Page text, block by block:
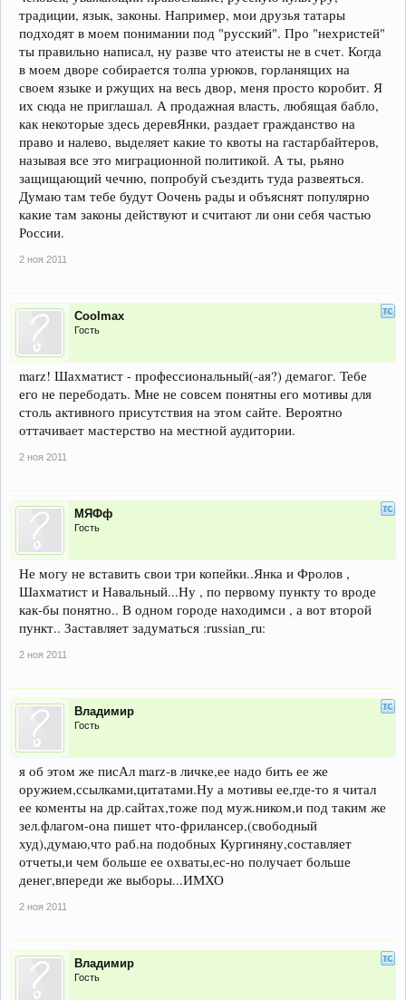
традиции, язык, законы. Например, мои друзья татары
подходят в моем понимании под "русский". Про "нехристей"
ты правильно написал, ну разве что атеисты не в счет. Когда
в моем дворе собирается толпа урюков, горланящих на
своем языке и ржущих на весь двор, меня просто коробит. Я
их сюда не приглашал. А продажная власть, любящая бабло,
как некоторые здесь деревЯнки, раздает гражданство на
право и налево, выделяет какие то квоты на гастарбайтеров,
называя все это миграционной политикой. А ты, рьяно
защищающий чечню, попробуй съездить туда развеяться.
Думаю там тебе будут Оочень рады и объяснят популярно
какие там законы действуют и считают ли они себя частью
России.
2 ноя 2011
Coolmax
Гость
marz! Шахматист - профессиональный(-ая?) демагог. Тебе
его не перебодать. Мне не совсем понятны его мотивы для
столь активного присутствия на этом сайте. Вероятно
оттачивает мастерство на местной аудитории.
2 ноя 2011
МЯФф
Гость
Не могу не вставить свои три копейки..Янка и Фролов ,
Шахматист и Навальный...Ну , по первому пункту то вроде
как-бы понятно.. В одном городе находимси , а вот второй
пункт.. Заставляет задуматься :russian_ru:
2 ноя 2011
Владимир
Гость
я об этом же писАл marz-в личке,ее надо бить ее же
оружием,ссылками,цитатами.Ну а мотивы ее,где-то я читал
ее коменты на др.сайтах,тоже под муж.ником,и под таким же
зел.флагом-она пишет что-фрилансер,(свободный
худ),думаю,что раб.на подобных Кургиняну,составляет
отчеты,и чем больше ее охваты,ес-но получает больше
денег,впереди же выборы...ИМХО
2 ноя 2011
Владимир
Гость